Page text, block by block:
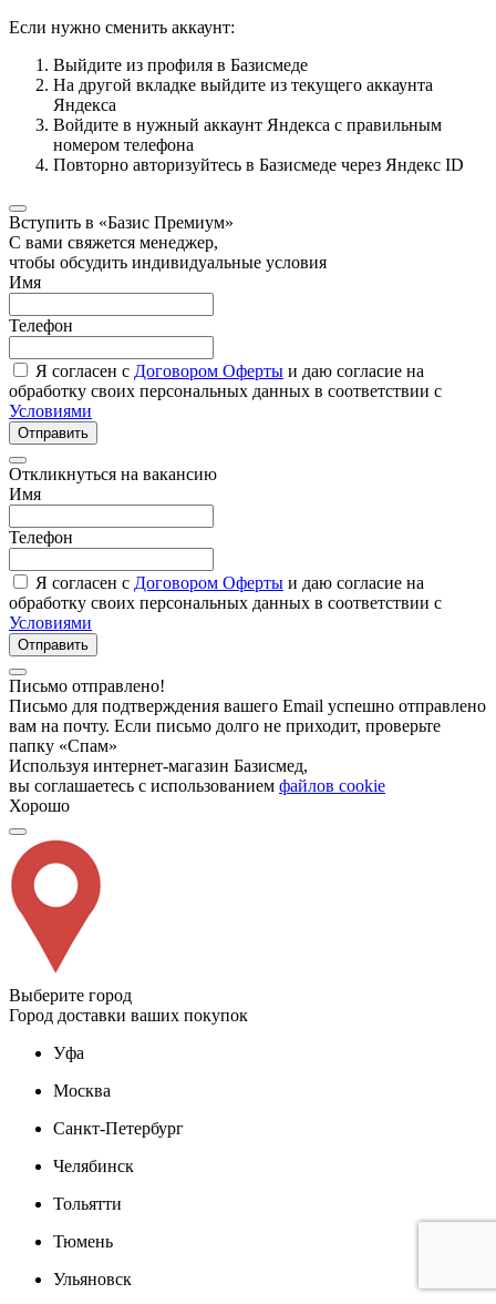
Если нужно сменить аккаунт:
Выйдите из профиля в Базисмеде
На другой вкладке выйдите из текущего аккаунта
Яндекса
Войдите в нужный аккаунт Яндекса с правильным
номером телефона
Повторно авторизуйтесь в Базисмеде через Яндекс ID
Вступить в «Базис Премиум»
С вами свяжется менеджер,
чтобы обсудить индивидуальные условия
Имя
Телефон
Я согласен с Договором Оферты и даю согласие на
обработку своих персональных данных в соответствии с
Условиями
Отправить
Откликнуться на вакансию
Имя
Телефон
Я согласен с Договором Оферты и даю согласие на
обработку своих персональных данных в соответствии с
Условиями
Отправить
Письмо отправлено!
Письмо для подтверждения вашего Email успешно отправлено
вам на почту. Если письмо долго не приходит, проверьте
папку «Спам»
Используя интернет-магазин Базисмед,
вы соглашаетесь с использованием файлов cookie
Хорошо
Выберите город
Город доставки ваших покупок
Уфа
Москва
Санкт-Петербург
Челябинск
Тольятти
Тюмень
Ульяновск